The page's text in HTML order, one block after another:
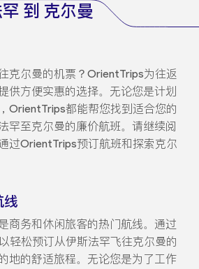
到 克尔曼
克尔曼的机票？OrientTrips为往返
供方便实惠的选择。无论您是计划
OrientTrips都能帮您找到适合您的
罕至克尔曼的廉价航班。请继续阅
过OrientTrips预订航班和探索克尔
线
商务和休闲旅客的热门航线。通过
轻松预订从伊斯法罕飞往克尔曼的
地的舒适旅程。无论您是为了工作